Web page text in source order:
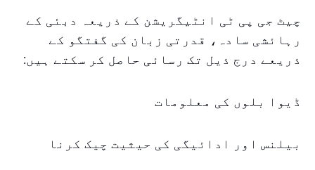
چیٹ جی پی ٹی انٹیگریشن کے ذریعہ دبئی کے
رہائشی سادہ، قدرتی زبان کی گفتگو کے
ذریعے درج ذیل تک رسائی حاصل کر سکتے ہیں:
ڈیوا بلوں کی معلومات
بیلنس اور ادائیگی کی حیثیت چیک کرنا